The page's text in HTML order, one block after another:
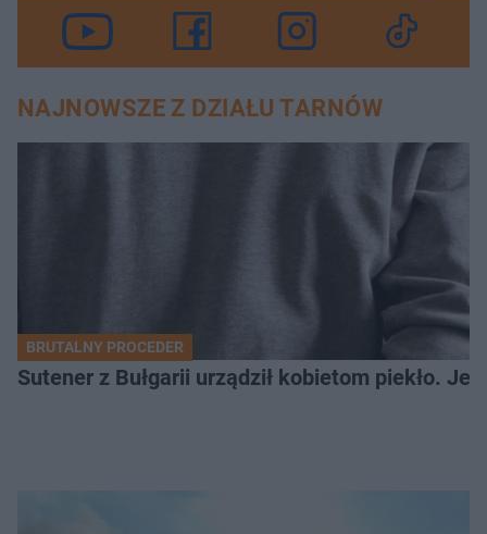
NAJNOWSZE Z DZIAŁU TARNÓW
BRUTALNY PROCEDER
Sutener z Bułgarii urządził kobietom piekło.